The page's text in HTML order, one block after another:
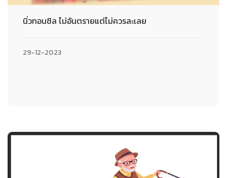
นิ่วทอนซิล ไม่อันตรายแต่ไม่ควรละเลย
29-12-2023